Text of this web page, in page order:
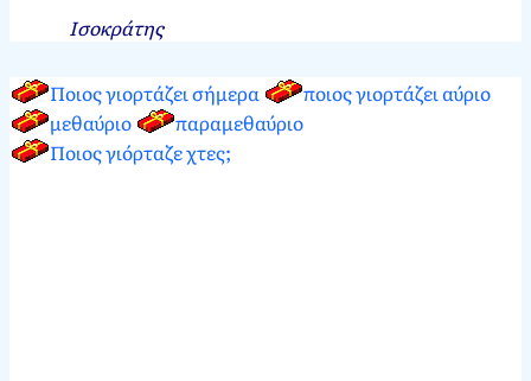
Ισοκράτης
Ποιος γιορτάζει σήμερα
ποιος γιορτάζει αύριο
μεθαύριο
παραμεθαύριο
Ποιος γιόρταζε χτες;